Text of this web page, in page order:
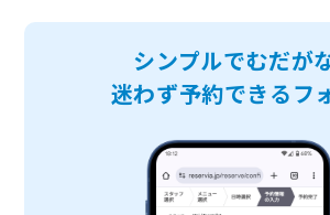
シンプルでむだが
迷わず予約できるフ